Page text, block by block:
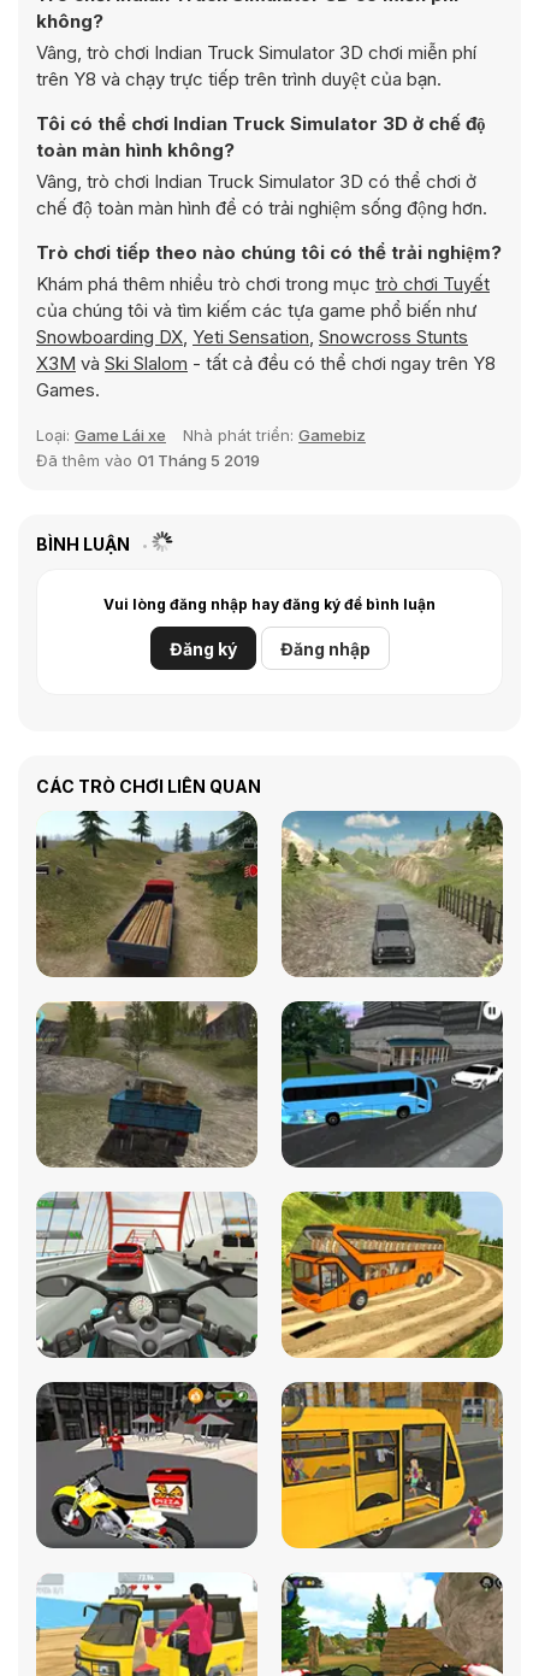
không?
Vâng, trò chơi Indian Truck Simulator 3D chơi miễn phí
trên Y8 và chạy trực tiếp trên trình duyệt của bạn.
Tôi có thể chơi Indian Truck Simulator 3D ở chế độ
toàn màn hình không?
Vâng, trò chơi Indian Truck Simulator 3D có thể chơi ở
chế độ toàn màn hình để có trải nghiệm sống động hơn.
Trò chơi tiếp theo nào chúng tôi có thể trải nghiệm?
Khám phá thêm nhiều trò chơi trong mục trò chơi Tuyết
của chúng tôi và tìm kiếm các tựa game phổ biến như
Snowboarding DX, Yeti Sensation, Snowcross Stunts
X3M và Ski Slalom - tất cả đều có thể chơi ngay trên Y8
Games.
Loại: Game Lái xe Nhà phát triển: Gamebiz
Đã thêm vào 01 Tháng 5 2019
BÌNH LUẬN
Vui lòng đăng nhập hay đăng ký để bình luận
Đăng ký Đăng nhập
CÁC TRÒ CHƠI LIÊN QUAN